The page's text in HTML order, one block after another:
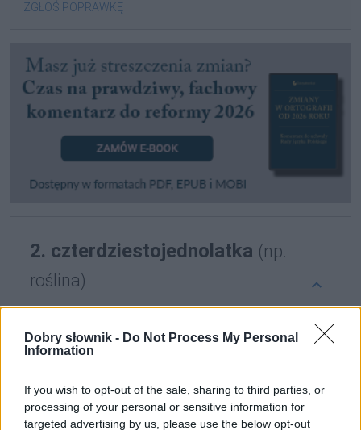
Dobry słownik - Do Not Process My Personal
Information
If you wish to opt-out of the sale, sharing to third parties, or
processing of your personal or sensitive information for
targeted advertising by us, please use the below opt-out
ZGŁOŚ POPRAWKĘ
2. czterdziestojednolatka (np.
roślina)
Definicja
rzecz mające czterdzieści jeden lat